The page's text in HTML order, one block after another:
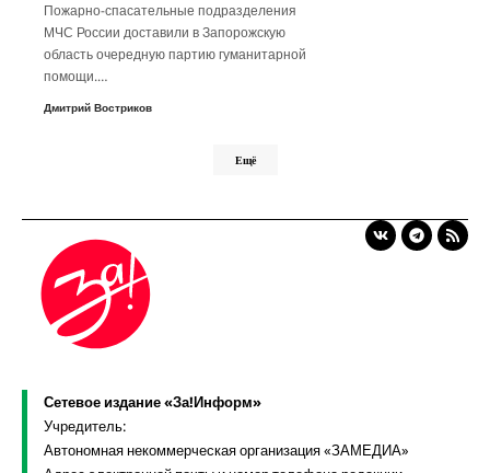
Пожарно-спасательные подразделения
МЧС России доставили в Запорожскую
область очередную партию гуманитарной
помощи.…
Дмитрий Востриков
Ещё
Сетевое издание «За!Информ»
Учредитель:
Автономная некоммерческая организация «ЗАМЕДИА»